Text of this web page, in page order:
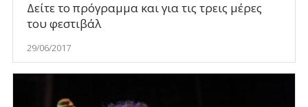
Δείτε το πρόγραμμα και για τις τρεις μέρες
του φεστιβάλ
29/06/2017